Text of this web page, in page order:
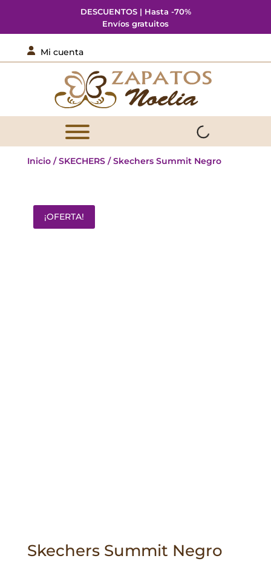
DESCUENTOS | Hasta -70%
Envíos gratuitos
 Mi cuenta
Inicio/SKECHERS/ Skechers Summit Negro
¡OFERTA!
Skechers Summit Negro